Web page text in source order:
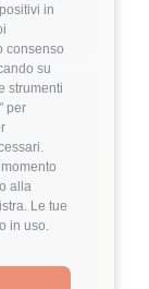
in
consenso
su
strumenti
per
alla
Le tue
in uso.
Partner